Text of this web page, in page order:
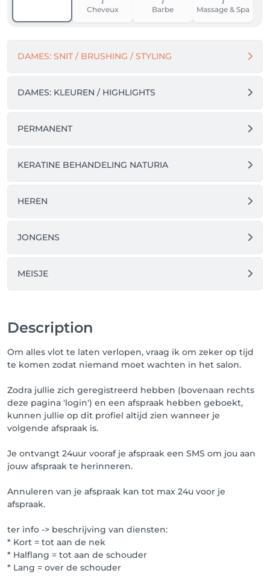
Cheveux Barbe Massage & Spa
DAMES: SNIT / BRUSHING / STYLING
DAMES: KLEUREN / HIGHLIGHTS
PERMANENT
KERATINE BEHANDELING NATURIA
HEREN
JONGENS
MEISJE
Description
Om alles vlot te laten verlopen, vraag ik om zeker op tijd
te komen zodat niemand moet wachten in het salon.
Zodra jullie zich geregistreerd hebben (bovenaan rechts
deze pagina 'login') en een afspraak hebben geboekt,
kunnen jullie op dit profiel altijd zien wanneer je
volgende afspraak is.
Je ontvangt 24uur vooraf je afspraak een SMS om jou aan
jouw afspraak te herinneren.
Annuleren van je afspraak kan tot max 24u voor je
afspraak.
ter info -> beschrijving van diensten:
* Kort = tot aan de nek
* Halflang = tot aan de schouder
* Lang = over de schouder